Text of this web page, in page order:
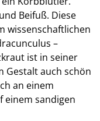
Beifuß. Diese
wissenschaftlichen
–
ist in seiner
Gestalt auch schön
an einem
einem sandigen